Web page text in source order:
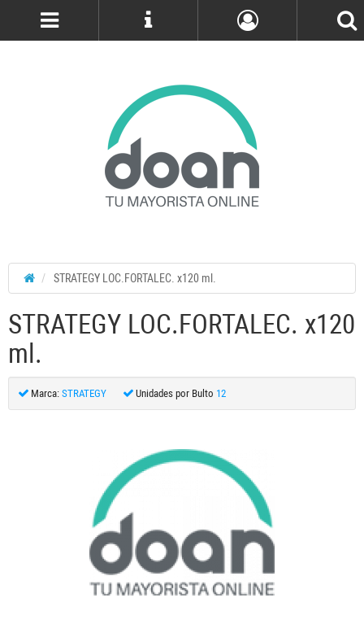
STRATEGY LOC.FORTALEC. x120 ml.
STRATEGY LOC.FORTALEC. x120
ml.
Marca: STRATEGY Unidades por Bulto 12